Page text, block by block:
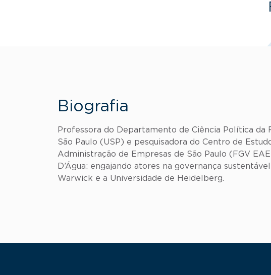
Biografia
Professora do Departamento de Ciência Política da
São Paulo (USP) e pesquisadora do Centro de
Administração de Empresas de São Paulo (FGV
D’Água: engajando atores na governança
Warwick e a Universidade de Heidelberg.